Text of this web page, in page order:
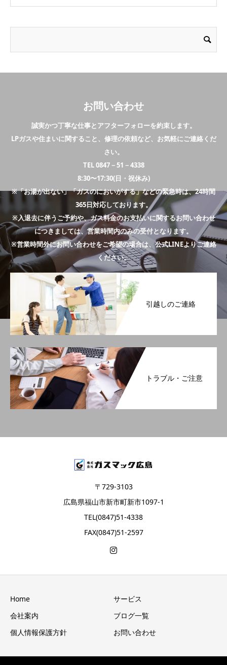
お問い合わせ
誠実かつ丁寧な仕事とアフターフォローを約束します。
LPガスや住まいに関すること、修理の依頼など、お気軽にご連絡くだ
さい。
TEL 0847－51－4338
8:30〜17:30(日・祝休み)
※「お湯が出ない」「ガスのにおいがする」などの緊急時は、24時間
365日対応しております。
※入退去に伴うご予約や、ガス料金のお支払いに関するお問い合わせ
につきましては、営業時間内のみの受付となります。
※営業時間外にお問い合わせをご希望の場合は、公式LINEよりご連絡
ください。
引越しのご連絡
トラブル・ご注意
〒729-3103
広島県福山市新市町新市1097-1
TEL(0847)51-4338
FAX(0847)51-2597
Home
サービス
会社案内
ブログ一覧
個人情報保護方針
お問い合わせ